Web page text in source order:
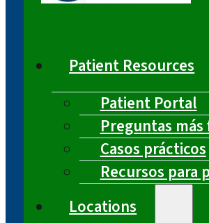
Patient Resources
Patient Portal
Preguntas
Casos prácticos
Recursos para
Locations